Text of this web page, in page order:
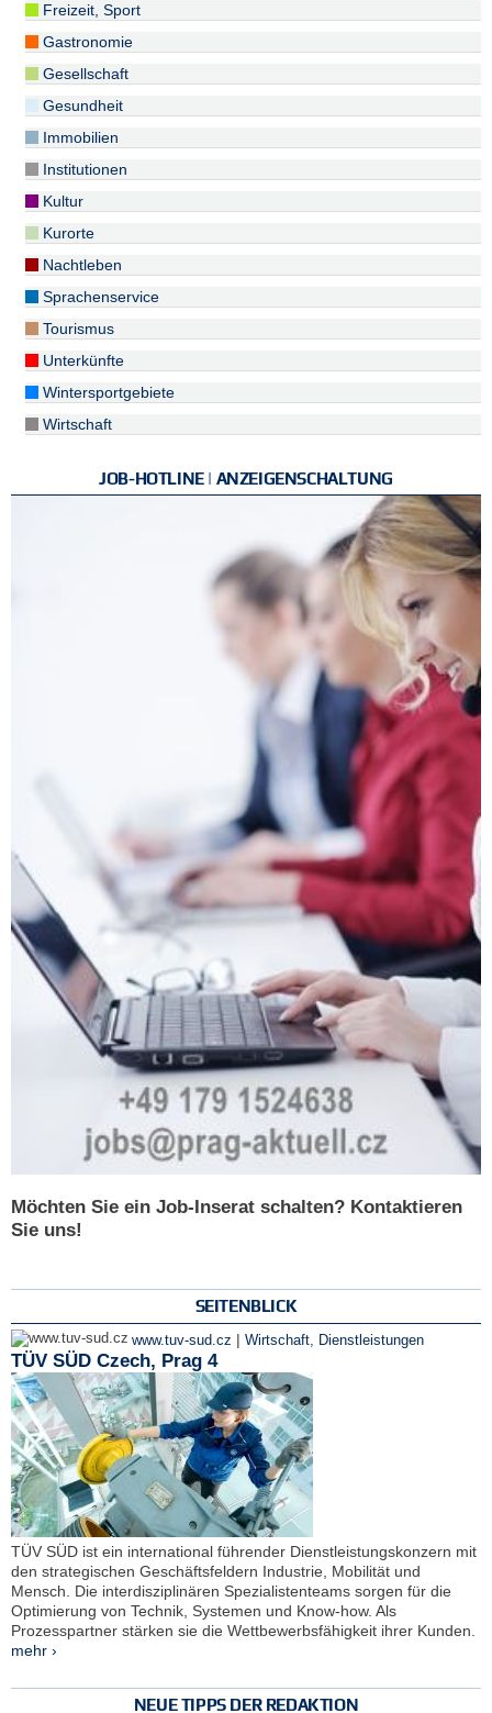
Freizeit, Sport
Gastronomie
Gesellschaft
Gesundheit
Immobilien
Institutionen
Kultur
Kurorte
Nachtleben
Sprachenservice
Tourismus
Unterkünfte
Wintersportgebiete
Wirtschaft
JOB-HOTLINE | ANZEIGENSCHALTUNG
Möchten Sie ein Job-Inserat schalten? Kontaktieren
Sie uns!
SEITENBLICK
www.tuv-sud.cz | Wirtschaft, Dienstleistungen
TÜV SÜD Czech, Prag 4
TÜV SÜD ist ein international führender Dienstleistungskonzern mit
den strategischen Geschäftsfeldern Industrie, Mobilität und
Mensch. Die interdisziplinären Spezialistenteams sorgen für die
Optimierung von Technik, Systemen und Know-how. Als
Prozesspartner stärken sie die Wettbewerbsfähigkeit ihrer Kunden.
mehr ›
NEUE TIPPS DER REDAKTION